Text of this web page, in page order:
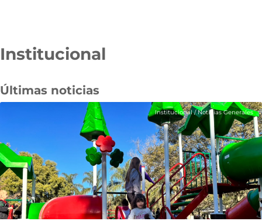
Institucional
Últimas noticias
Institucional / Noticias Generales